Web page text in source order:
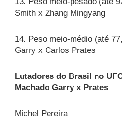
Smith x Zhang Mingyang
14. Peso meio-médio (até
Garry x Carlos Prates
Lutadores do Brasil no
Machado Garry x Prates
Michel Pereira